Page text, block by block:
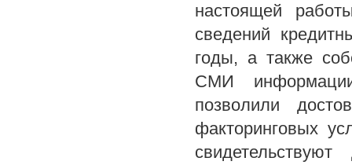
настоящей
сведений
годы, а также
СМИ
позволили
факторинговых